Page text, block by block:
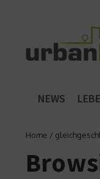
NEWS
Home /